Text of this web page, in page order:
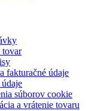
tovar
fakturačné údaje
súborov cookie
a vrátenie tovaru